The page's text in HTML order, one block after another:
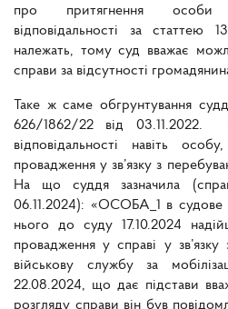
про притягнення особи
відповідальності за
належать, тому суд вважає
справи за відсутності
Таке ж саме обгрунтування
626/1862/22 від 03.11.2022.
відповідальності навіть
провадження у зв’язку з
На що суддя зазначила
06.11.2024): «ОСОБА_1 в судове
нього до суду 17.10.2024
провадження у справі у
військову службу за
22.08.2024, що дає підстави
розгляду справи він був